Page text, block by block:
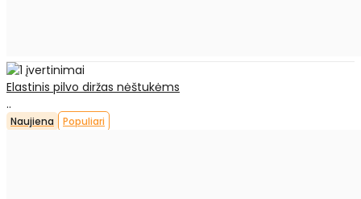
Elastinis pilvo diržas nėštukėms
..
Naujiena Populiari